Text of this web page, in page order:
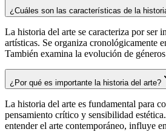
¿Cuáles son las características de la
La historia del arte se caracteriza por
artísticas. Se organiza cronológicamente
También examina la evolución de
¿Por qué es importante la historia del arte?
La historia del arte es fundamental para
pensamiento crítico y sensibilidad
entender el arte contemporáneo, influye